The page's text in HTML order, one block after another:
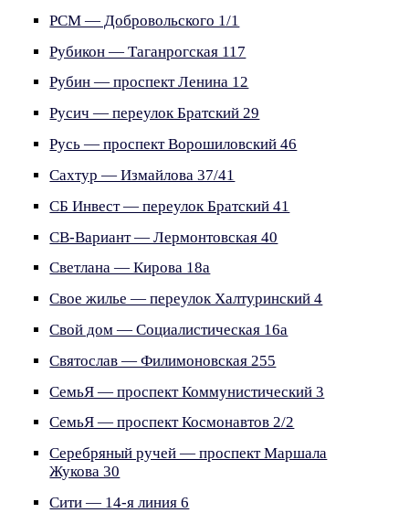
РСМ — Добровольского 1/1
Рубикон — Таганрогская 117
Рубин — проспект Ленина 12
Русич — переулок Братский 29
Русь — проспект Ворошиловский 46
Сахтур — Измайлова 37/41
СБ Инвест — переулок Братский 41
СВ-Вариант — Лермонтовская 40
Светлана — Кирова 18а
Свое жилье — переулок Халтуринский 4
Свой дом — Социалистическая 16а
Святослав — Филимоновская 255
СемьЯ — проспект Коммунистический 3
СемьЯ — проспект Космонавтов 2/2
Серебряный ручей — проспект Маршала
Жукова 30
Сити — 14-я линия 6